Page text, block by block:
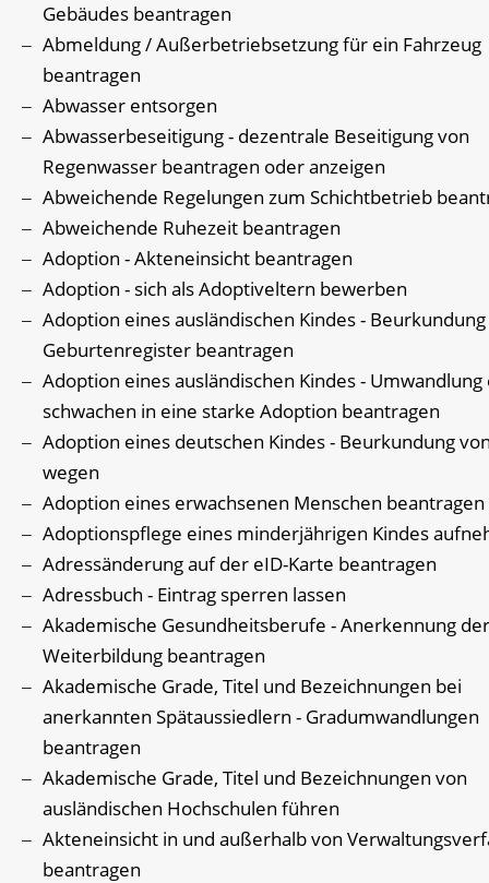
Gebäudes beantragen
Abmeldung / Außerbetriebsetzung für ein Fahrzeug
beantragen
Abwasser entsorgen
Abwasserbeseitigung - dezentrale Beseitigung von
Regenwasser beantragen oder anzeigen
Abweichende Regelungen zum Schichtbetrieb
Abweichende Ruhezeit beantragen
Adoption - Akteneinsicht beantragen
Adoption - sich als Adoptiveltern bewerben
Adoption eines ausländischen Kindes -
Geburtenregister beantragen
Adoption eines ausländischen Kindes -
schwachen in eine starke Adoption beantragen
Adoption eines deutschen Kindes - Beurkundung
wegen
Adoption eines erwachsenen Menschen beantragen
Adoptionspflege eines minderjährigen Kindes
Adressänderung auf der eID-Karte beantragen
Adressbuch - Eintrag sperren lassen
Akademische Gesundheitsberufe - Anerkennung der
Weiterbildung beantragen
Akademische Grade, Titel und Bezeichnungen bei
anerkannten Spätaussiedlern - Gradumwandlungen
beantragen
Akademische Grade, Titel und Bezeichnungen von
ausländischen Hochschulen führen
Akteneinsicht in und außerhalb von
beantragen